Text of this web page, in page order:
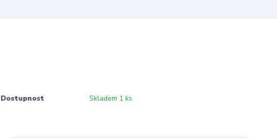
Dostupnost Skladem 1 ks